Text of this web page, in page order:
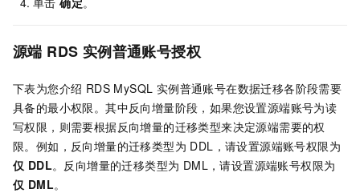
源端 RDS 实例普通账号授权
下表为您介绍 RDS MySQL 实例普通账号在数据迁移各阶段需要
具备的最小权限。其中反向增量阶段，如果您设置源端账号为读
写权限，则需要根据反向增量的迁移类型来决定源端需要的权
限。例如，反向增量的迁移类型为 DDL，请设置源端账号权限为
仅 DDL。反向增量的迁移类型为 DML，请设置源端账号权限为
仅 DML。